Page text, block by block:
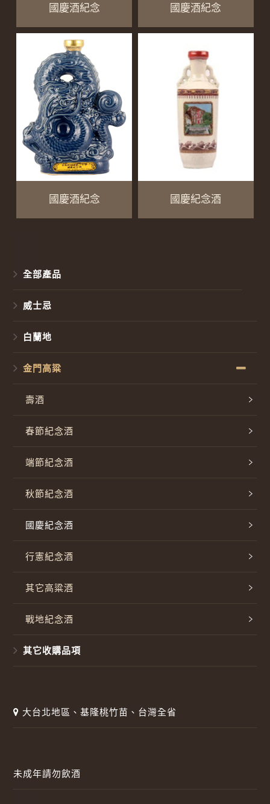
國慶酒紀念 國慶酒紀念
國慶酒紀念 國慶紀念酒
全部產品
威士忌
白蘭地
金門高粱
壽酒
春節紀念酒
端節紀念酒
秋節紀念酒
國慶紀念酒
行憲紀念酒
其它高粱酒
戰地紀念酒
其它收購品項
大台北地區、基隆桃竹苗、台灣全省
未成年請勿飲酒